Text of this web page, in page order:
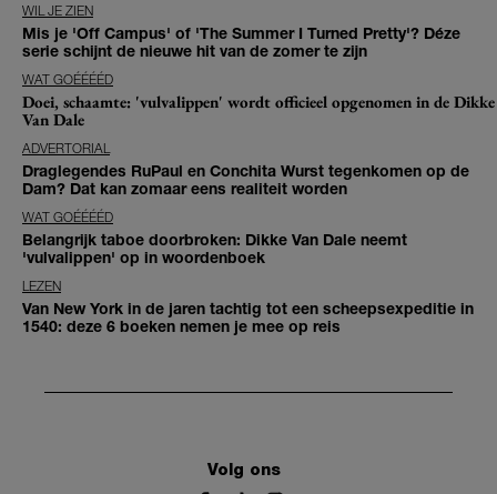
WIL JE ZIEN
Mis je 'Off Campus' of 'The Summer I Turned Pretty'? Déze
serie schijnt de nieuwe hit van de zomer te zijn
WAT GOÉÉÉÉD
Doei, schaamte: 'vulvalippen' wordt officieel opgenomen in de Dikke
Van Dale
ADVERTORIAL
Draglegendes RuPaul en Conchita Wurst tegenkomen op de
Dam? Dat kan zomaar eens realiteit worden
WAT GOÉÉÉÉD
Belangrijk taboe doorbroken: Dikke Van Dale neemt
'vulvalippen' op in woordenboek
LEZEN
Van New York in de jaren tachtig tot een scheepsexpeditie in
1540: deze 6 boeken nemen je mee op reis
Volg ons